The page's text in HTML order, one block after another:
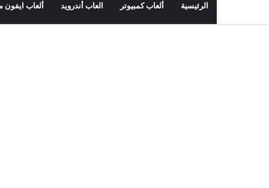
الرئيسية ألعاب كمبيوتر العاب أندرويد ألعاب ايفون